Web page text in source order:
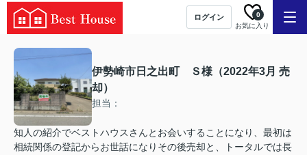
ログイン
お気に入り
0
伊勢崎市日之出町 Ｓ様（2022年3月 売
却）
担当：
知人の紹介でベストハウスさんとお会いすることになり、最初は
相続関係の登記からお世話になりその後売却と、トータルでは長